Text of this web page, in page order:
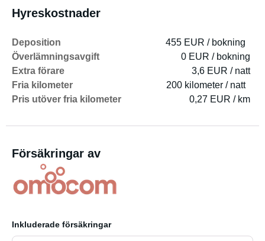
Hyreskostnader
Deposition
455 EUR / bokning
Överlämningsavgift
0 EUR / bokning
Extra förare
3,6 EUR / natt
Fria kilometer
200 kilometer / natt
Pris utöver fria kilometer
0,27 EUR / km
Försäkringar av
Inkluderade försäkringar